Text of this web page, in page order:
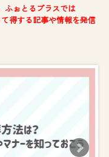
ふぉとるプラスでは
得する記事や情報を発信